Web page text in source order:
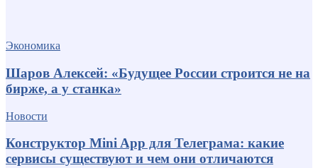
Экономика
Шаров Алексей: «Будущее России строится не на
бирже, а у станка»
Новости
Конструктор Mini App для Телеграма: какие
сервисы существуют и чем они отличаются